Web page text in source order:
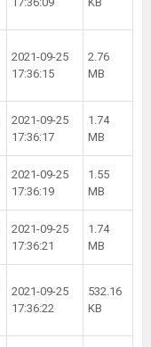
2021-09-25
17:36:15
2.76
MB
2021-09-25
17:36:17
1.74
MB
2021-09-25
17:36:19
1.55
MB
2021-09-25
17:36:21
1.74
MB
2021-09-25
17:36:22
532.16
KB